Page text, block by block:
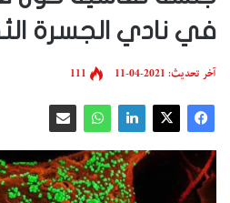
في نادي الجسرة
آخر تحديث: 2021-04-11 111